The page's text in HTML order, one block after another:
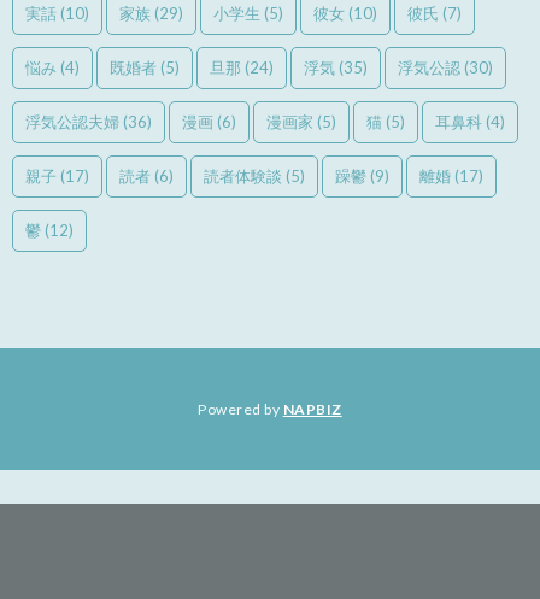
実話 (10) 家族 (29) 小学生 (5) 彼女 (10) 彼氏 (7)
悩み (4) 既婚者 (5) 旦那 (24) 浮気 (35) 浮気公認 (30)
浮気公認夫婦 (36) 漫画 (6) 漫画家 (5) 猫 (5) 耳鼻科 (4)
親子 (17) 読者 (6) 読者体験談 (5) 躁鬱 (9) 離婚 (17)
鬱 (12)
Powered by NAPBIZ